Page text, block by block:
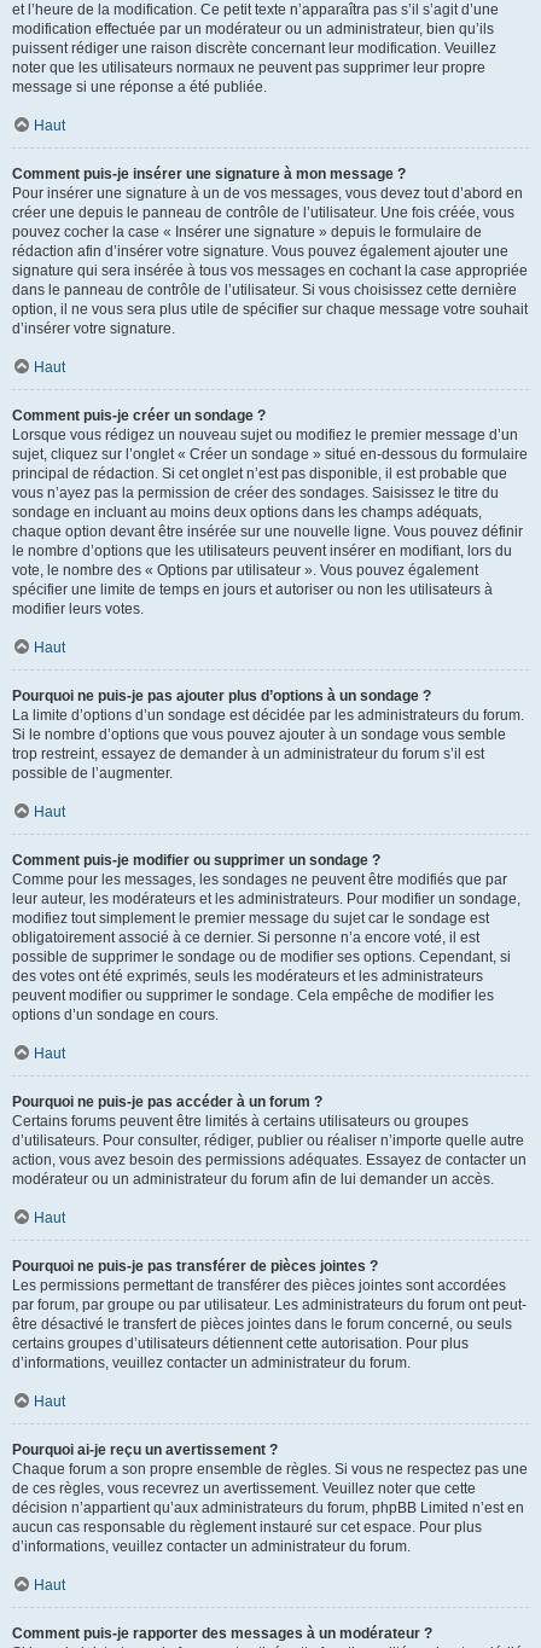
et l’heure de la modification. Ce petit texte n’apparaîtra pas s’il s’agit d’une
modification effectuée par un modérateur ou un administrateur, bien qu’ils
puissent rédiger une raison discrète concernant leur modification. Veuillez
noter que les utilisateurs normaux ne peuvent pas supprimer leur propre
message si une réponse a été publiée.
Haut
Comment puis-je insérer une signature à mon message ?
Pour insérer une signature à un de vos messages, vous devez tout d’abord en
créer une depuis le panneau de contrôle de l’utilisateur. Une fois créée, vous
pouvez cocher la case « Insérer une signature » depuis le formulaire de
rédaction afin d’insérer votre signature. Vous pouvez également ajouter une
signature qui sera insérée à tous vos messages en cochant la case appropriée
dans le panneau de contrôle de l’utilisateur. Si vous choisissez cette dernière
option, il ne vous sera plus utile de spécifier sur chaque message votre souhait
d’insérer votre signature.
Haut
Comment puis-je créer un sondage ?
Lorsque vous rédigez un nouveau sujet ou modifiez le premier message d’un
sujet, cliquez sur l’onglet « Créer un sondage » situé en-dessous du formulaire
principal de rédaction. Si cet onglet n’est pas disponible, il est probable que
vous n’ayez pas la permission de créer des sondages. Saisissez le titre du
sondage en incluant au moins deux options dans les champs adéquats,
chaque option devant être insérée sur une nouvelle ligne. Vous pouvez définir
le nombre d’options que les utilisateurs peuvent insérer en modifiant, lors du
vote, le nombre des « Options par utilisateur ». Vous pouvez également
spécifier une limite de temps en jours et autoriser ou non les utilisateurs à
modifier leurs votes.
Haut
Pourquoi ne puis-je pas ajouter plus d’options à un sondage ?
La limite d’options d’un sondage est décidée par les administrateurs du forum.
Si le nombre d’options que vous pouvez ajouter à un sondage vous semble
trop restreint, essayez de demander à un administrateur du forum s’il est
possible de l’augmenter.
Haut
Comment puis-je modifier ou supprimer un sondage ?
Comme pour les messages, les sondages ne peuvent être modifiés que par
leur auteur, les modérateurs et les administrateurs. Pour modifier un sondage,
modifiez tout simplement le premier message du sujet car le sondage est
obligatoirement associé à ce dernier. Si personne n’a encore voté, il est
possible de supprimer le sondage ou de modifier ses options. Cependant, si
des votes ont été exprimés, seuls les modérateurs et les administrateurs
peuvent modifier ou supprimer le sondage. Cela empêche de modifier les
options d’un sondage en cours.
Haut
Pourquoi ne puis-je pas accéder à un forum ?
Certains forums peuvent être limités à certains utilisateurs ou groupes
d’utilisateurs. Pour consulter, rédiger, publier ou réaliser n’importe quelle autre
action, vous avez besoin des permissions adéquates. Essayez de contacter un
modérateur ou un administrateur du forum afin de lui demander un accès.
Haut
Pourquoi ne puis-je pas transférer de pièces jointes ?
Les permissions permettant de transférer des pièces jointes sont accordées
par forum, par groupe ou par utilisateur. Les administrateurs du forum ont peut-
être désactivé le transfert de pièces jointes dans le forum concerné, ou seuls
certains groupes d’utilisateurs détiennent cette autorisation. Pour plus
d’informations, veuillez contacter un administrateur du forum.
Haut
Pourquoi ai-je reçu un avertissement ?
Chaque forum a son propre ensemble de règles. Si vous ne respectez pas une
de ces règles, vous recevrez un avertissement. Veuillez noter que cette
décision n’appartient qu’aux administrateurs du forum, phpBB Limited n’est en
aucun cas responsable du règlement instauré sur cet espace. Pour plus
d’informations, veuillez contacter un administrateur du forum.
Haut
Comment puis-je rapporter des messages à un modérateur ?